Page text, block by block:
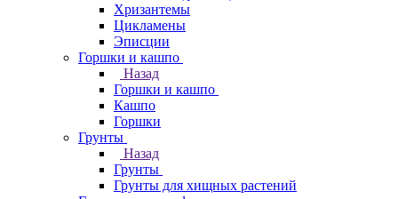
Хризантемы
Цикламены
Эписции
Горшки и кашпо
Назад
Горшки и кашпо
Кашпо
Горшки
Грунты
Назад
Грунты
Грунты для хищных растений